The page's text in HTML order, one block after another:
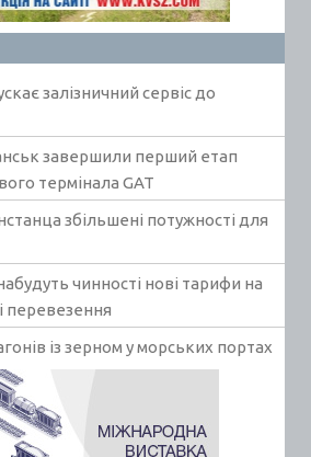
залізничний сервіс до
завершили перший етап
термінала GAT
збільшені потужності для
чинності нові тарифи на
перевезення
із зерном у морських портах